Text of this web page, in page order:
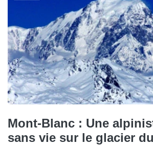
Mont-Blanc : Une
sans vie sur le glacier